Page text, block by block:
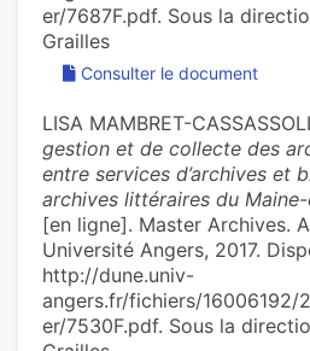
er/7687F.pdf. Sous la
Grailles
Consulter le document
LISA MAMBRET-
gestion et de collecte des
entre services d’archives et
archives littéraires du
[en ligne]. Master Archives.
Université Angers, 2017.
http://dune.univ-
angers.fr/fichiers/16006192/
er/7530F.pdf. Sous la